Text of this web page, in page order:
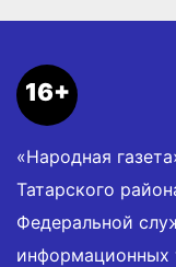
16+
«Народная
Татарского
Федеральной
информационных